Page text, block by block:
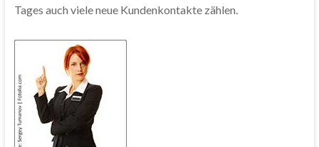
Tages auch viele neue Kundenkontakte zählen.